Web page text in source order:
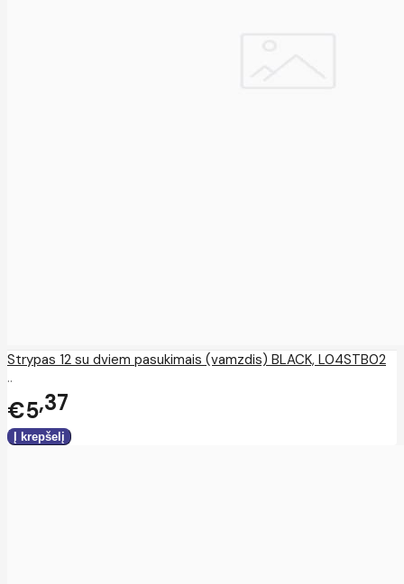
Strypas 12 su dviem pasukimais (vamzdis) BLACK, L04STB02
..
€5 37